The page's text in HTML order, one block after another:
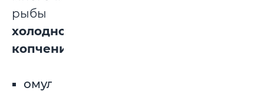
рыбы
холодного
копчения:
омуль